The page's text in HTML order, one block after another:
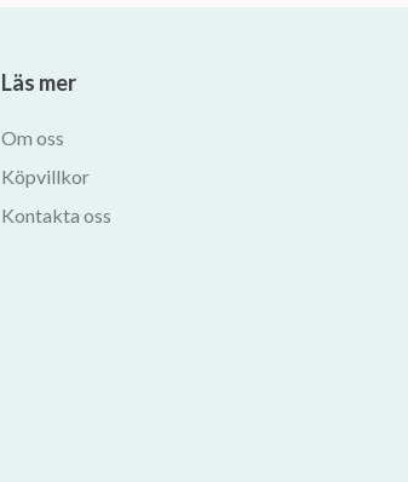
Läs mer
Om oss
Köpvillkor
Kontakta oss